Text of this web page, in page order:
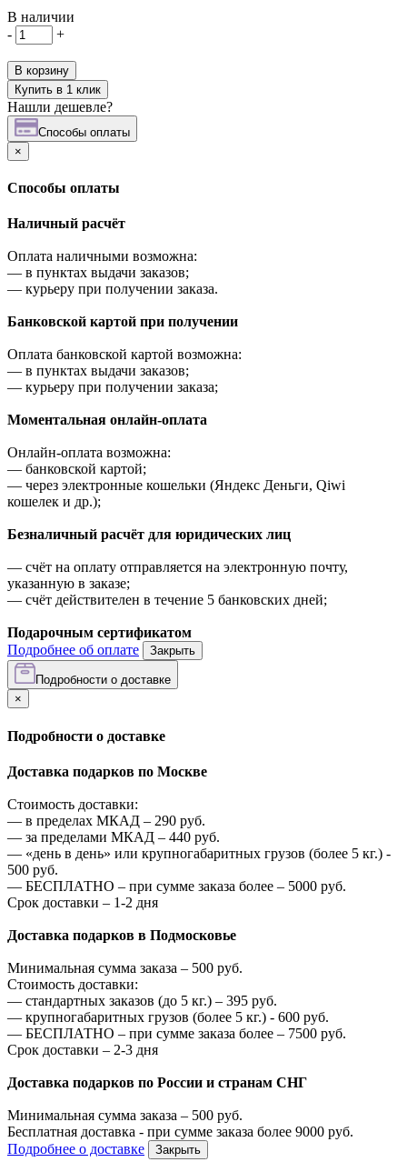
В наличии
-
+
В корзину
Купить в 1 клик
Нашли дешевле?
Cпособы оплаты
×
Cпособы оплаты
Наличный расчёт
Оплата наличными возможна:
— в пунктах выдачи заказов;
— курьеру при получении заказа.
Банковской картой при получении
Оплата банковской картой возможна:
— в пунктах выдачи заказов;
— курьеру при получении заказа;
Моментальная онлайн-оплата
Онлайн-оплата возможна:
— банковской картой;
— через электронные кошельки (Яндекс Деньги, Qiwi
кошелек и др.);
Безналичный расчёт для юридических лиц
— счёт на оплату отправляется на электронную почту,
указанную в заказе;
— счёт действителен в течение 5 банковских дней;
Подарочным сертификатом
Подробнее об оплате
Закрыть
Подробности о доставке
×
Подробности о доставке
Доставка подарков по Москве
Стоимость доставки:
— в пределах МКАД – 290 руб.
— за пределами МКАД – 440 руб.
— «день в день» или крупногабаритных грузов (более 5 кг.) -
500 руб.
— БЕСПЛАТНО – при сумме заказа более – 5000 руб.
Срок доставки – 1-2 дня
Доставка подарков в Подмосковье
Минимальная сумма заказа – 500 руб.
Стоимость доставки:
— стандартных заказов (до 5 кг.) – 395 руб.
— крупногабаритных грузов (более 5 кг.) - 600 руб.
— БЕСПЛАТНО – при сумме заказа более – 7500 руб.
Срок доставки – 2-3 дня
Доставка подарков по России и странам СНГ
Минимальная сумма заказа – 500 руб.
Бесплатная доставка - при сумме заказа более 9000 руб.
Подробнее о доставке
Закрыть